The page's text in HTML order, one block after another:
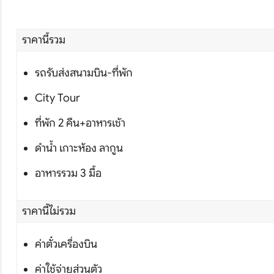
ทัวร์ในประเทศ
จัดกรุ๊ปในประเทศ
เรือเจ้าพระยา
ราคานี้รวม
รถรับส่งสนามบิน-ที่พัก
City Tour
ที่พัก 2 คืน+อาหารเช้า
ดำน้ำ เกาะห้อง ลากูน
อาหารรวม 3 มื้อ
ราคานี้ไม่รวม
ค่าตั๋วเครื่องบิน
ค่าใช้จ่ายส่วนตัว